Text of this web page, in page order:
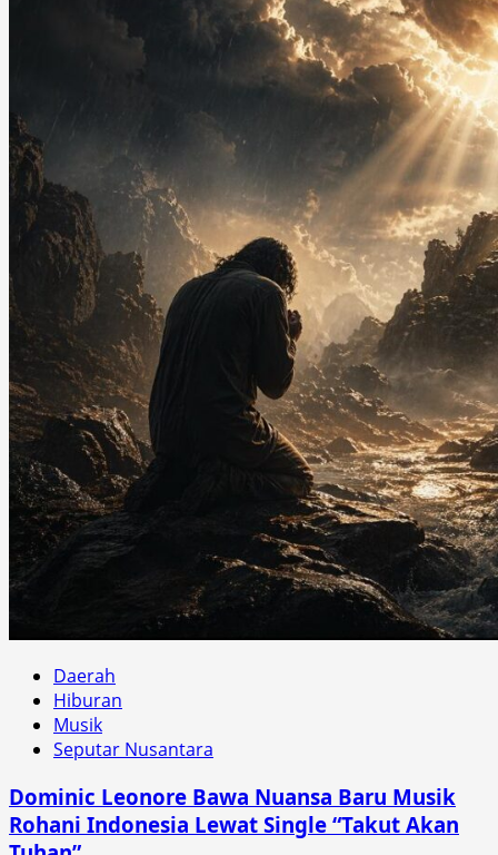
Daerah
Hiburan
Musik
Seputar Nusantara
Dominic Leonore Bawa Nuansa Baru Musik
Rohani Indonesia Lewat Single “Takut Akan